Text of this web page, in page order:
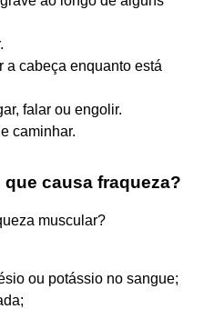
a cabeça enquanto está
falar ou engolir.
caminhar.
causa fraqueza?
muscular?
ou potássio no sangue;